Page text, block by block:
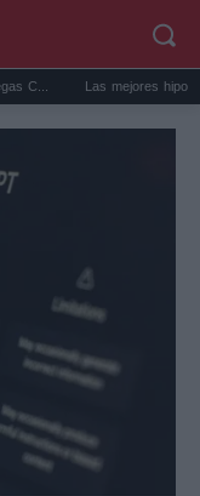
Las mejores hipotecas de